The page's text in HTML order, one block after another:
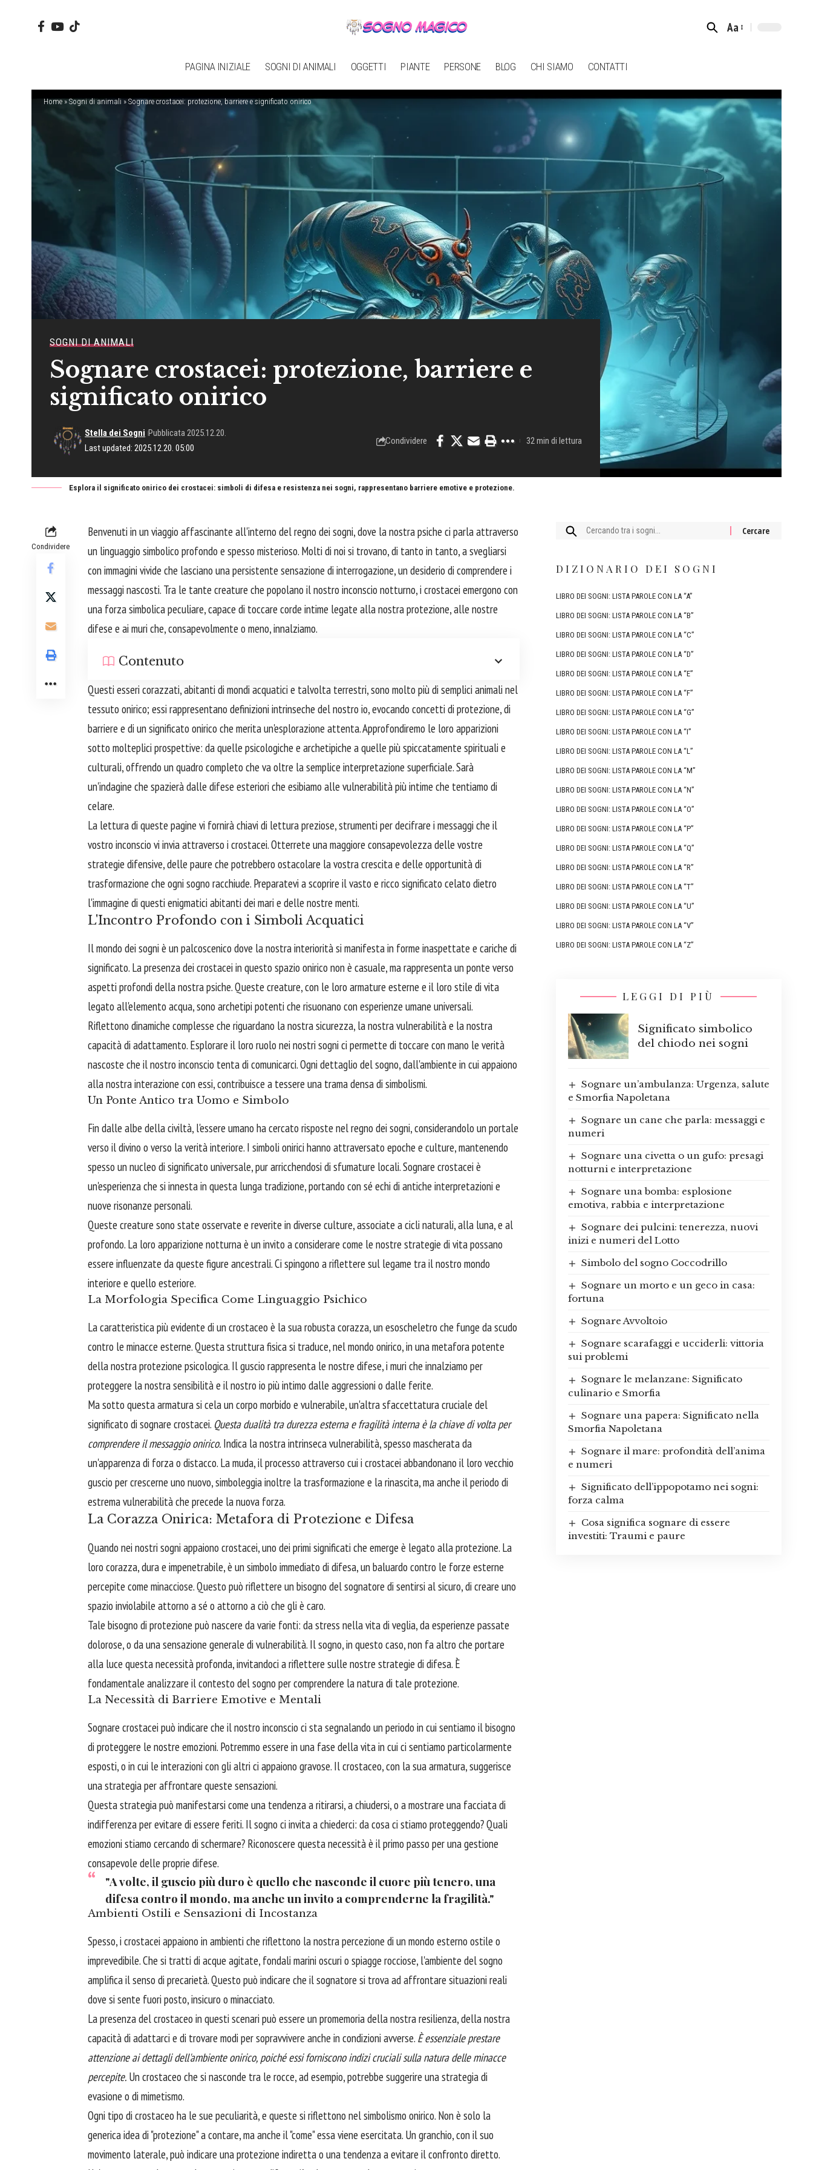
Font
Aa
PAGINA INIZIALE SOGNI DI ANIMALI OGGETTI PIANTE PERSONE BLOG CHI SIAMO CONTATTI
Home»Sogni di animali»Sognare crostacei: protezione, barriere e significato onirico
SOGNI DI ANIMALI
Sognare crostacei: protezione, barriere e
significato onirico
Last updated: 2025.12.20. 05:00
Stella dei Sogni Pubblicata 2025.12.20.
Condividere 32 min di lettura
Esplora il significato onirico dei crostacei: simboli di difesa e resistenza nei sogni, rappresentano barriere emotive e protezione.
Condividere
Benvenuti in un viaggio affascinante all'interno del regno dei sogni, dove la nostra psiche ci parla attraverso
un linguaggio simbolico profondo e spesso misterioso. Molti di noi si trovano, di tanto in tanto, a svegliarsi
con immagini vivide che lasciano una persistente sensazione di interrogazione, un desiderio di comprendere i
messaggi nascosti. Tra le tante creature che popolano il nostro inconscio notturno, i crostacei emergono con
una forza simbolica peculiare, capace di toccare corde intime legate alla nostra protezione, alle nostre
difese e ai muri che, consapevolmente o meno, innalziamo.
Contenuto
Questi esseri corazzati, abitanti di mondi acquatici e talvolta terrestri, sono molto più di semplici animali nel
tessuto onirico; essi rappresentano definizioni intrinseche del nostro io, evocando concetti di protezione, di
barriere e di un significato onirico che merita un'esplorazione attenta. Approfondiremo le loro apparizioni
sotto molteplici prospettive: da quelle psicologiche e archetipiche a quelle più spiccatamente spirituali e
culturali, offrendo un quadro completo che va oltre la semplice interpretazione superficiale. Sarà
un'indagine che spazierà dalle difese esteriori che esibiamo alle vulnerabilità più intime che tentiamo di
celare.
La lettura di queste pagine vi fornirà chiavi di lettura preziose, strumenti per decifrare i messaggi che il
vostro inconscio vi invia attraverso i crostacei. Otterrete una maggiore consapevolezza delle vostre
strategie difensive, delle paure che potrebbero ostacolare la vostra crescita e delle opportunità di
trasformazione che ogni sogno racchiude. Preparatevi a scoprire il vasto e ricco significato celato dietro
l'immagine di questi enigmatici abitanti dei mari e delle nostre menti.
L'Incontro Profondo con i Simboli Acquatici
Il mondo dei sogni è un palcoscenico dove la nostra interiorità si manifesta in forme inaspettate e cariche di
significato. La presenza dei crostacei in questo spazio onirico non è casuale, ma rappresenta un ponte verso
aspetti profondi della nostra psiche. Queste creature, con le loro armature esterne e il loro stile di vita
legato all'elemento acqua, sono archetipi potenti che risuonano con esperienze umane universali.
Riflettono dinamiche complesse che riguardano la nostra sicurezza, la nostra vulnerabilità e la nostra
capacità di adattamento. Esplorare il loro ruolo nei nostri sogni ci permette di toccare con mano le verità
nascoste che il nostro inconscio tenta di comunicarci. Ogni dettaglio del sogno, dall'ambiente in cui appaiono
alla nostra interazione con essi, contribuisce a tessere una trama densa di simbolismi.
Un Ponte Antico tra Uomo e Simbolo
Fin dalle albe della civiltà, l'essere umano ha cercato risposte nel regno dei sogni, considerandolo un portale
verso il divino o verso la verità interiore. I simboli onirici hanno attraversato epoche e culture, mantenendo
spesso un nucleo di significato universale, pur arricchendosi di sfumature locali. Sognare crostacei è
un'esperienza che si innesta in questa lunga tradizione, portando con sé echi di antiche interpretazioni e
nuove risonanze personali.
Queste creature sono state osservate e reverite in diverse culture, associate a cicli naturali, alla luna, e al
profondo. La loro apparizione notturna è un invito a considerare come le nostre strategie di vita possano
essere influenzate da queste figure ancestrali. Ci spingono a riflettere sul legame tra il nostro mondo
interiore e quello esteriore.
La Morfologia Specifica Come Linguaggio Psichico
La caratteristica più evidente di un crostaceo è la sua robusta corazza, un esoscheletro che funge da scudo
contro le minacce esterne. Questa struttura fisica si traduce, nel mondo onirico, in una metafora potente
della nostra protezione psicologica. Il guscio rappresenta le nostre difese, i muri che innalziamo per
proteggere la nostra sensibilità e il nostro io più intimo dalle aggressioni o dalle ferite.
Ma sotto questa armatura si cela un corpo morbido e vulnerabile, un'altra sfaccettatura cruciale del
significato di sognare crostacei. Questa dualità tra durezza esterna e fragilità interna è la chiave di volta per
comprendere il messaggio onirico. Indica la nostra intrinseca vulnerabilità, spesso mascherata da
un'apparenza di forza o distacco. La muda, il processo attraverso cui i crostacei abbandonano il loro vecchio
guscio per crescerne uno nuovo, simboleggia inoltre la trasformazione e la rinascita, ma anche il periodo di
estrema vulnerabilità che precede la nuova forza.
La Corazza Onirica: Metafora di Protezione e Difesa
Quando nei nostri sogni appaiono crostacei, uno dei primi significati che emerge è legato alla protezione. La
loro corazza, dura e impenetrabile, è un simbolo immediato di difesa, un baluardo contro le forze esterne
percepite come minacciose. Questo può riflettere un bisogno del sognatore di sentirsi al sicuro, di creare uno
spazio inviolabile attorno a sé o attorno a ciò che gli è caro.
Tale bisogno di protezione può nascere da varie fonti: da stress nella vita di veglia, da esperienze passate
dolorose, o da una sensazione generale di vulnerabilità. Il sogno, in questo caso, non fa altro che portare
alla luce questa necessità profonda, invitandoci a riflettere sulle nostre strategie di difesa. È
fondamentale analizzare il contesto del sogno per comprendere la natura di tale protezione.
La Necessità di Barriere Emotive e Mentali
Sognare crostacei può indicare che il nostro inconscio ci sta segnalando un periodo in cui sentiamo il bisogno
di proteggere le nostre emozioni. Potremmo essere in una fase della vita in cui ci sentiamo particolarmente
esposti, o in cui le interazioni con gli altri ci appaiono gravose. Il crostaceo, con la sua armatura, suggerisce
una strategia per affrontare queste sensazioni.
Questa strategia può manifestarsi come una tendenza a ritirarsi, a chiudersi, o a mostrare una facciata di
indifferenza per evitare di essere feriti. Il sogno ci invita a chiederci: da cosa ci stiamo proteggendo? Quali
emozioni stiamo cercando di schermare? Riconoscere questa necessità è il primo passo per una gestione
consapevole delle proprie difese.
"A volte, il guscio più duro è quello che nasconde il cuore più tenero, una
difesa contro il mondo, ma anche un invito a comprenderne la fragilità."
Ambienti Ostili e Sensazioni di Incostanza
Spesso, i crostacei appaiono in ambienti che riflettono la nostra percezione di un mondo esterno ostile o
imprevedibile. Che si tratti di acque agitate, fondali marini oscuri o spiagge rocciose, l'ambiente del sogno
amplifica il senso di precarietà. Questo può indicare che il sognatore si trova ad affrontare situazioni reali
dove si sente fuori posto, insicuro o minacciato.
La presenza del crostaceo in questi scenari può essere un promemoria della nostra resilienza, della nostra
capacità di adattarci e di trovare modi per sopravvivere anche in condizioni avverse. È essenziale prestare
attenzione ai dettagli dell'ambiente onirico, poiché essi forniscono indizi cruciali sulla natura delle minacce
percepite. Un crostaceo che si nasconde tra le rocce, ad esempio, potrebbe suggerire una strategia di
evasione o di mimetismo.
Ogni tipo di crostaceo ha le sue peculiarità, e queste si riflettono nel simbolismo onirico. Non è solo la
generica idea di "protezione" a contare, ma anche il "come" essa viene esercitata. Un granchio, con il suo
movimento laterale, può indicare una protezione indiretta o una tendenza a evitare il confronto diretto.
Cercare:
DIZIONARIO DEI SOGNI
LIBRO DEI SOGNI: LISTA PAROLE CON LA “A”
LIBRO DEI SOGNI: LISTA PAROLE CON LA “B”
LIBRO DEI SOGNI: LISTA PAROLE CON LA “C”
LIBRO DEI SOGNI: LISTA PAROLE CON LA “D”
LIBRO DEI SOGNI: LISTA PAROLE CON LA “E”
LIBRO DEI SOGNI: LISTA PAROLE CON LA “F”
LIBRO DEI SOGNI: LISTA PAROLE CON LA “G”
LIBRO DEI SOGNI: LISTA PAROLE CON LA “I”
LIBRO DEI SOGNI: LISTA PAROLE CON LA “L”
LIBRO DEI SOGNI: LISTA PAROLE CON LA “M”
LIBRO DEI SOGNI: LISTA PAROLE CON LA “N”
LIBRO DEI SOGNI: LISTA PAROLE CON LA “O”
LIBRO DEI SOGNI: LISTA PAROLE CON LA “P”
LIBRO DEI SOGNI: LISTA PAROLE CON LA “Q”
LIBRO DEI SOGNI: LISTA PAROLE CON LA “R”
LIBRO DEI SOGNI: LISTA PAROLE CON LA “T”
LIBRO DEI SOGNI: LISTA PAROLE CON LA “U”
LIBRO DEI SOGNI: LISTA PAROLE CON LA “V”
LIBRO DEI SOGNI: LISTA PAROLE CON LA “Z”
LEGGI DI PIÙ
Significato simbolico
del chiodo nei sogni
Sognare un’ambulanza: Urgenza, salute
e Smorfia Napoletana
Sognare un cane che parla: messaggi e
numeri
Sognare una civetta o un gufo: presagi
notturni e interpretazione
Sognare una bomba: esplosione
emotiva, rabbia e interpretazione
Sognare dei pulcini: tenerezza, nuovi
inizi e numeri del Lotto
Simbolo del sogno Coccodrillo
Sognare un morto e un geco in casa:
fortuna
Sognare Avvoltoio
Sognare scarafaggi e ucciderli: vittoria
sui problemi
Sognare le melanzane: Significato
culinario e Smorfia
Sognare una papera: Significato nella
Smorfia Napoletana
Sognare il mare: profondità dell’anima
e numeri
Significato dell’ippopotamo nei sogni:
forza calma
Cosa significa sognare di essere
investiti: Traumi e paure